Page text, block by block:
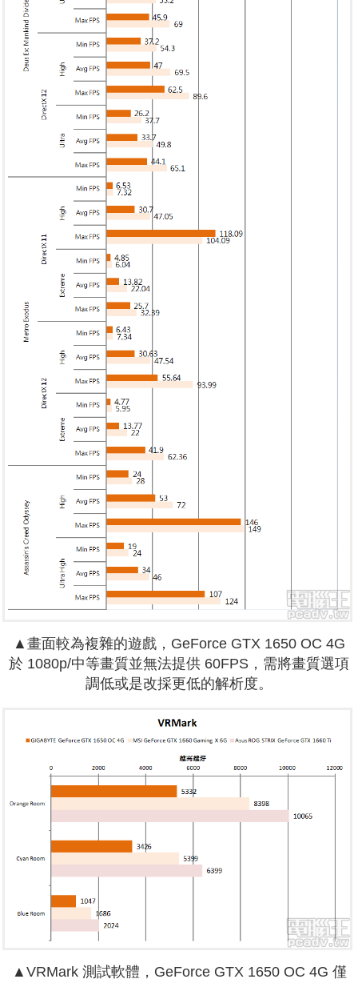
▲畫面較為複雜的遊戲，GeForce GTX 1650 OC 4G
於 1080p/中等畫質並無法提供 60FPS，需將畫質選項
調低或是改採更低的解析度。
▲VRMark 測試軟體，GeForce GTX 1650 OC 4G 僅